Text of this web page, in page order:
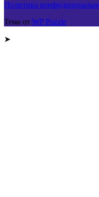
Политика
Тема от WP Puzzle
➤